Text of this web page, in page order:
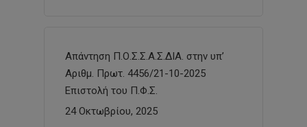
Απάντηση Π.Ο.Σ.Σ.Α.Σ.ΔΙΑ. στην υπ’
Αριθμ. Πρωτ. 4456/21-10-2025
Επιστολή του Π.Φ.Σ.
24 Οκτωβρίου, 2025